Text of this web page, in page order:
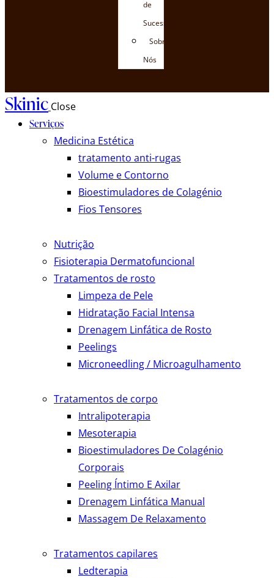
de
Sucessos
Sobre
Nós
Skinic Close
Serviços
Medicina Estética
tratamento anti-rugas
Volume e Contorno
Bioestimuladores de Colagénio
Fios Tensores
Nutrição
Fisioterapia Dermatofuncional
Tratamentos de rosto
Limpeza de Pele
Hidratação Facial Intensa
Drenagem Linfática de Rosto
Peelings
Microneedling / Microagulhamento
Tratamentos de corpo
Intralipoterapia
Mesoterapia
Bioestimuladores De Colagénio
Corporais
Peeling Íntimo E Axilar
Drenagem Linfática Manual
Massagem De Relaxamento
Tratamentos capilares
Ledterapia